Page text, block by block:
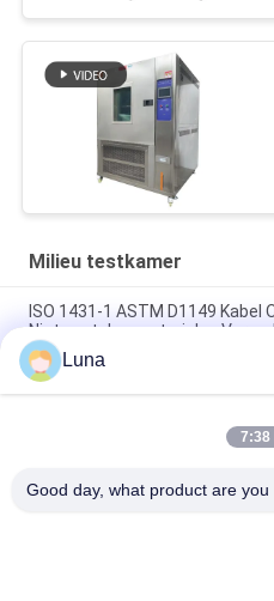
Milieu testkamer
ISO 1431-1 ASTM D1149
Niet-metalen materialen
ISO 187 TAPPI T 402 Kamer
vochtigheid voor
SUS304 het binnenlandse
Luna
7:38
Good day, what product are